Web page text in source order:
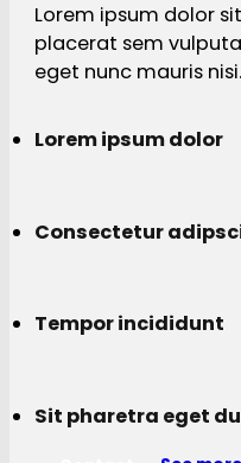
Lorem ipsum dolor
placerat sem
eget nunc mauris nisi.
Lorem ipsum dolor
Consectetur
Tempor incididunt
Sit pharetra eget